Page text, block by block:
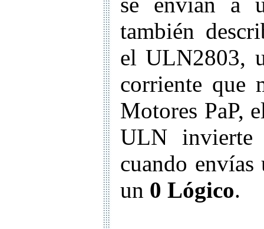
también
el ULN2803,
corriente que
Motores PaP,
ULN invierte
cuando
un 0 Lógico.